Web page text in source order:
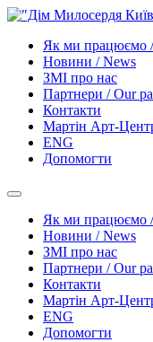
Як ми працюємо
Новини / News
ЗМІ про нас
Партнери / Our
Контакти
Mартін Арт-
ENG
Допомогти
Як ми працюємо
Новини / News
ЗМІ про нас
Партнери / Our
Контакти
Mартін Арт-
ENG
Допомогти